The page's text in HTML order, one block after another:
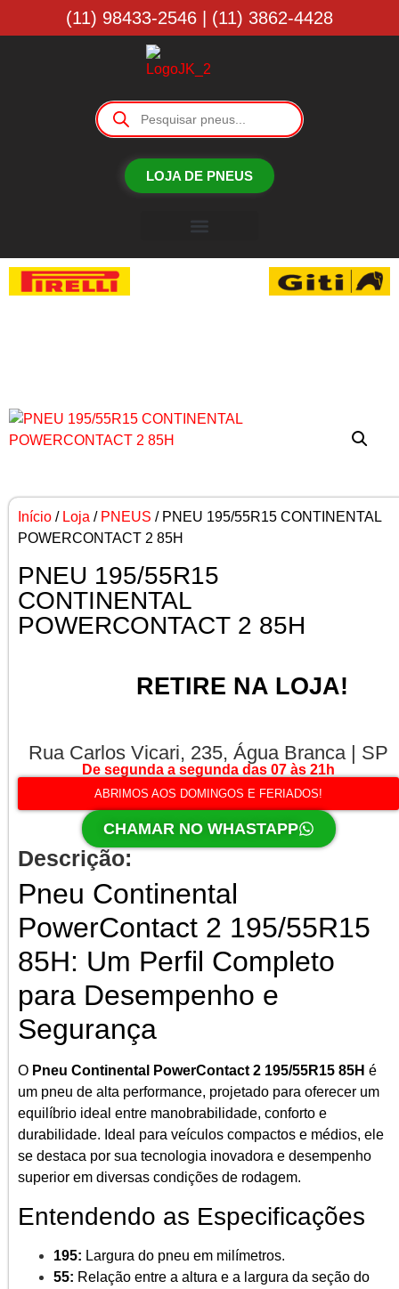
(11) 98433-2546 | (11) 3862-4428
LOJA DE PNEUS
Início / Loja / PNEUS / PNEU 195/55R15 CONTINENTAL
POWERCONTACT 2 85H
PNEU 195/55R15
CONTINENTAL
POWERCONTACT 2 85H
RETIRE NA LOJA!
Rua Carlos Vicari, 235, Água Branca | SP
De segunda a segunda das 07 às 21h
ABRIMOS AOS DOMINGOS E FERIADOS!
CHAMAR NO WHASTAPP
Descrição:
Pneu Continental
PowerContact 2 195/55R15
85H: Um Perfil Completo
para Desempenho e
Segurança
O Pneu Continental PowerContact 2 195/55R15 85H é
um pneu de alta performance, projetado para oferecer um
equilíbrio ideal entre manobrabilidade, conforto e
durabilidade. Ideal para veículos compactos e médios, ele
se destaca por sua tecnologia inovadora e desempenho
superior em diversas condições de rodagem.
Entendendo as Especificações
195: Largura do pneu em milímetros.
55: Relação entre a altura e a largura da seção do